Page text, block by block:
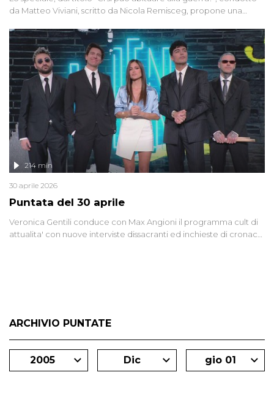
da Matteo Viviani, scritto da Nicola Remisceg, propone una
di settore - su quanto la guerra sia diventata una realtà pervasiva.
Anche se l'Italia non è direttamente coinvolta in conflitti armati, il
contesto globale rende impossibile considerarla un fenomeno
lontano.
Puntata del 30 aprile
214 min
30 aprile 2026
Veronica Gentili conduce con Max Angioni il programma cult di
attualita' con nuove interviste dissacranti ed inchieste di cronaca
ARCHIVIO PUNTATE
2005 Dic gio 01